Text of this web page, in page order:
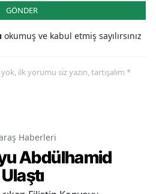
GÖNDER
okumuş ve kabul etmiş sayılırsınız
ilk yorumu siz yazın, tartışalım *
Haberleri
Abdülhamid